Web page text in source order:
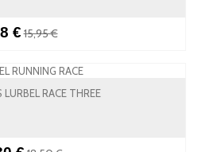
€15,95 €
LURBEL RACE THREE